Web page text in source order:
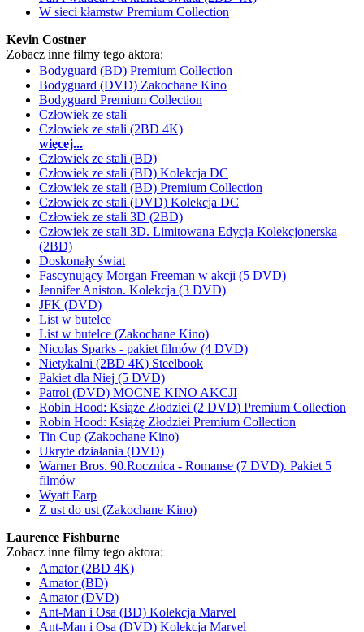
W sieci kłamstw Premium Collection
Kevin Costner
Zobacz inne filmy tego aktora:
Bodyguard (BD) Premium Collection
Bodyguard (DVD) Zakochane Kino
Bodyguard Premium Collection
Człowiek ze stali
Człowiek ze stali (2BD 4K)
więcej...
Człowiek ze stali (BD)
Człowiek ze stali (BD) Kolekcja DC
Człowiek ze stali (BD) Premium Collection
Człowiek ze stali (DVD) Kolekcja DC
Człowiek ze stali 3D (2BD)
Człowiek ze stali 3D. Limitowana Edycja Kolekcjonerska
(2BD)
Doskonały świat
Fascynujący Morgan Freeman w akcji (5 DVD)
Jennifer Aniston. Kolekcja (3 DVD)
JFK (DVD)
List w butelce
List w butelce (Zakochane Kino)
Nicolas Sparks - pakiet filmów (4 DVD)
Nietykalni (2BD 4K) Steelbook
Pakiet dla Niej (5 DVD)
Patrol (DVD) MOCNE KINO AKCJI
Robin Hood: Książe Złodziei (2 DVD) Premium Collection
Robin Hood: Książę Złodziei Premium Collection
Tin Cup (Zakochane Kino)
Ukryte działania (DVD)
Warner Bros. 90.Rocznica - Romanse (7 DVD). Pakiet 5
filmów
Wyatt Earp
Z ust do ust (Zakochane Kino)
Laurence Fishburne
Zobacz inne filmy tego aktora:
Amator (2BD 4K)
Amator (BD)
Amator (DVD)
Ant-Man i Osa (BD) Kolekcja Marvel
Ant-Man i Osa (DVD) Kolekcja Marvel